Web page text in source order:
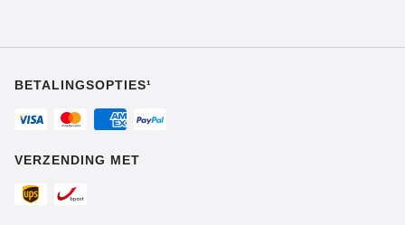
BETALINGSOPTIES¹
VERZENDING MET